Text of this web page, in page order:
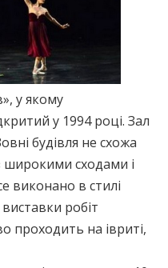
у якому
у 1994 році. Зал
будівля не схожа
широкими сходами і
виконано в стилі
робіт
проходить на івриті,